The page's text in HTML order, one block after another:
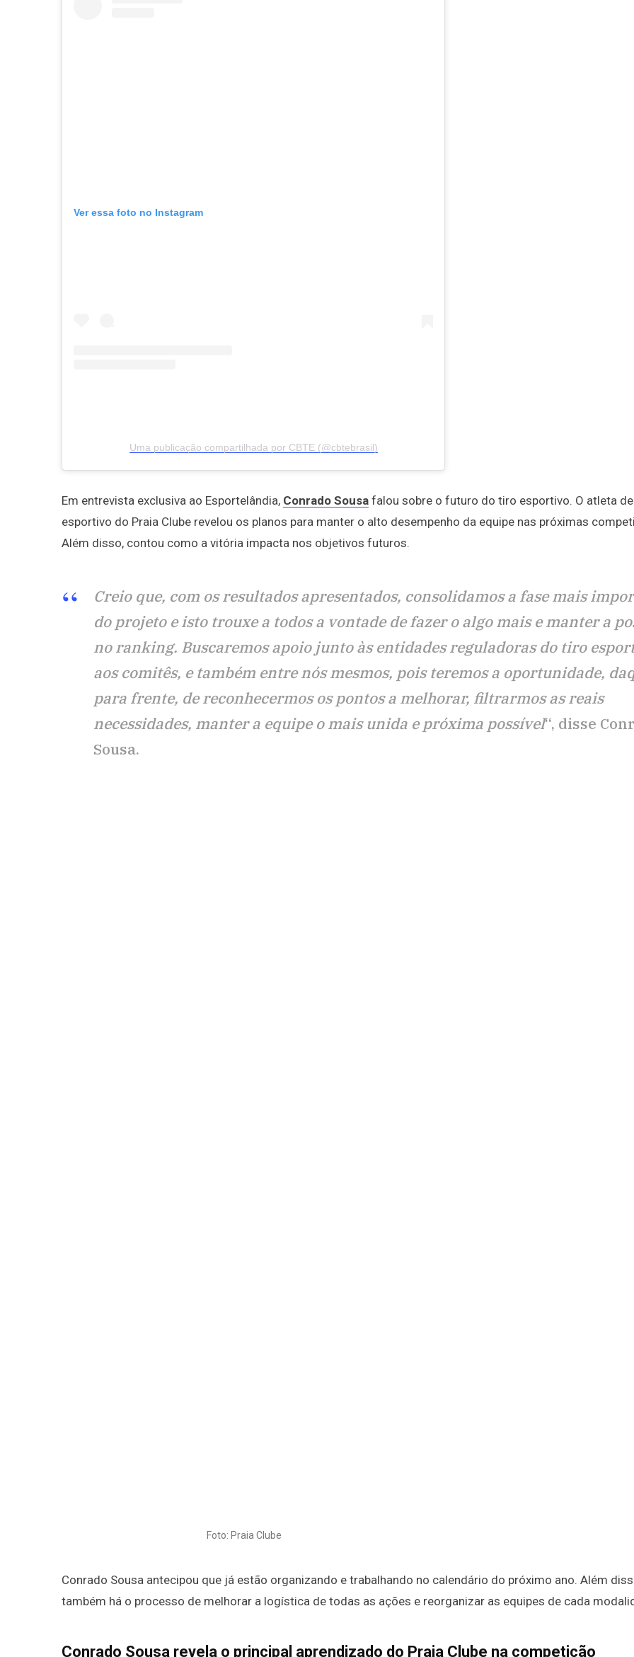
Ver essa foto no Instagram
Uma publicação compartilhada por CBTE (@cbtebrasil)
Em entrevista exclusiva ao Esportelândia, Conrado Sousa falou sobre o futuro do tiro esportivo. O atleta
esportivo do Praia Clube revelou os planos para manter o alto desempenho da equipe nas próximas
Além disso, contou como a vitória impacta nos objetivos futuros.
Creio que, com os resultados apresentados, consolidamos a fase mais
do projeto e isto trouxe a todos a vontade de fazer o algo mais e manter a
no ranking. Buscaremos apoio junto às entidades reguladoras do tiro
aos comitês, e também entre nós mesmos, pois teremos a oportunidade,
para frente, de reconhecermos os pontos a melhorar, filtrarmos as reais
necessidades, manter a equipe o mais unida e próxima possível“, disse
Sousa.
Foto: Praia Clube
Conrado Sousa antecipou que já estão organizando e trabalhando no calendário do próximo ano. Além
também há o processo de melhorar a logística de todas as ações e reorganizar as equipes de cada
Conrado Sousa revela o principal aprendizado do Praia Clube na competição